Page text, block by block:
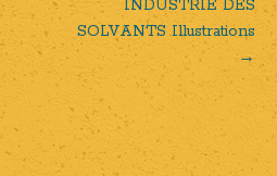
INDUSTRIE DES
SOLVANTS Illustrations
→